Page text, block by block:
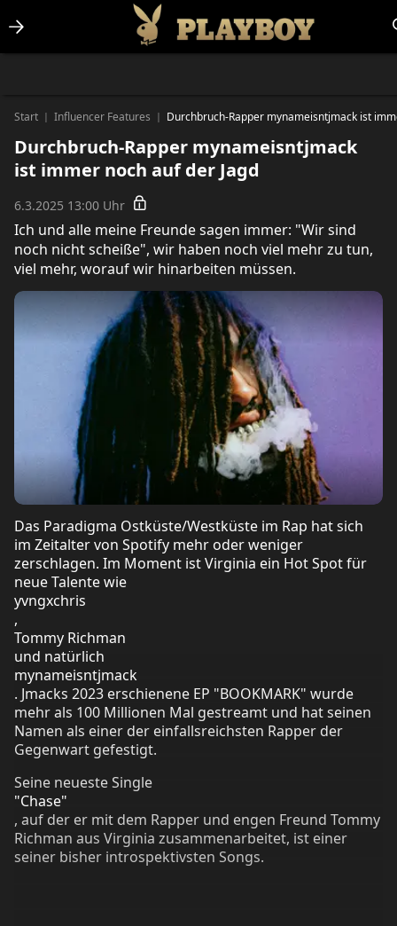
Start | Influencer Features | Durchbruch-Rapper mynameisntjmack ist
Durchbruch-Rapper mynameisntjmack
ist immer noch auf der Jagd
6.3.2025 13:00 Uhr
Ich und alle meine Freunde sagen immer: "Wir sind
noch nicht scheiße", wir haben noch viel mehr zu tun,
viel mehr, worauf wir hinarbeiten müssen.
Das Paradigma Ostküste/Westküste im Rap hat sich
im Zeitalter von Spotify mehr oder weniger
zerschlagen. Im Moment ist Virginia ein Hot Spot für
neue Talente wie
yvngxchris
,
Tommy Richman
und natürlich
mynameisntjmack
. Jmacks 2023 erschienene EP "BOOKMARK" wurde
mehr als 100 Millionen Mal gestreamt und hat seinen
Namen als einer der einfallsreichsten Rapper der
Gegenwart gefestigt.
Seine neueste Single
"Chase"
, auf der er mit dem Rapper und engen Freund Tommy
Richman aus Virginia zusammenarbeitet, ist einer
seiner bisher introspektivsten Songs.